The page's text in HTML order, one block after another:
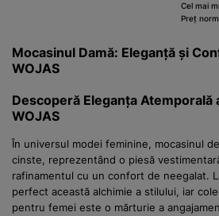
Cel mai
Preț
Mocasinul Damă: Eleganță și
WOJAS
Descoperă Eleganța Atemporală
WOJAS
În universul modei feminine, mocasinul
cinste, reprezentând o piesă
rafinamentul cu un confort de neegalat.
perfect această alchimie a stilului, iar
pentru femei este o mărturie a